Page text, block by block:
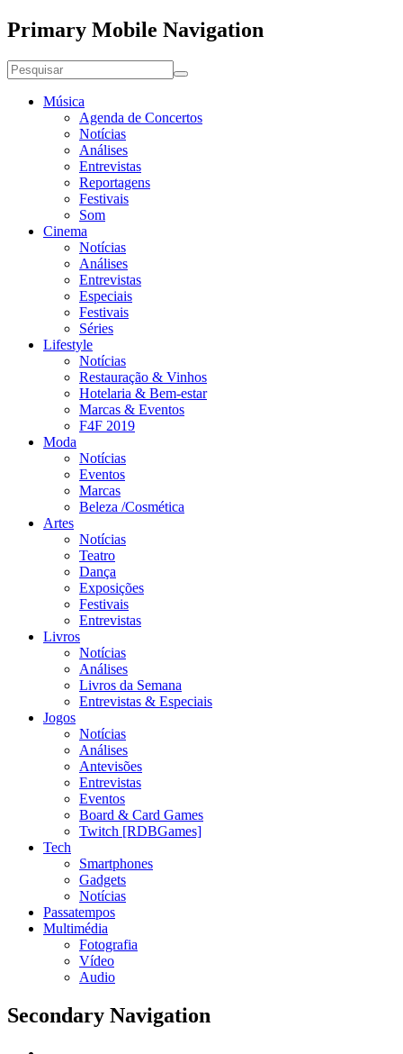
Primary Mobile Navigation
Música
Agenda de Concertos
Notícias
Análises
Entrevistas
Reportagens
Festivais
Som
Cinema
Notícias
Análises
Entrevistas
Especiais
Festivais
Séries
Lifestyle
Notícias
Restauração & Vinhos
Hotelaria & Bem-estar
Marcas & Eventos
F4F 2019
Moda
Notícias
Eventos
Marcas
Beleza /Cosmética
Artes
Notícias
Teatro
Dança
Exposições
Festivais
Entrevistas
Livros
Notícias
Análises
Livros da Semana
Entrevistas & Especiais
Jogos
Notícias
Análises
Antevisões
Entrevistas
Eventos
Board & Card Games
Twitch [RDBGames]
Tech
Smartphones
Gadgets
Notícias
Passatempos
Multimédia
Fotografia
Vídeo
Audio
Secondary Navigation